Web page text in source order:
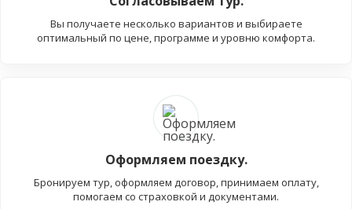
Вы получаете несколько вариантов и выбираете
оптимальный по цене, программе и уровню комфорта.
Оформляем поездку.
Бронируем тур, оформляем договор, принимаем оплату,
помогаем со страховкой и документами.